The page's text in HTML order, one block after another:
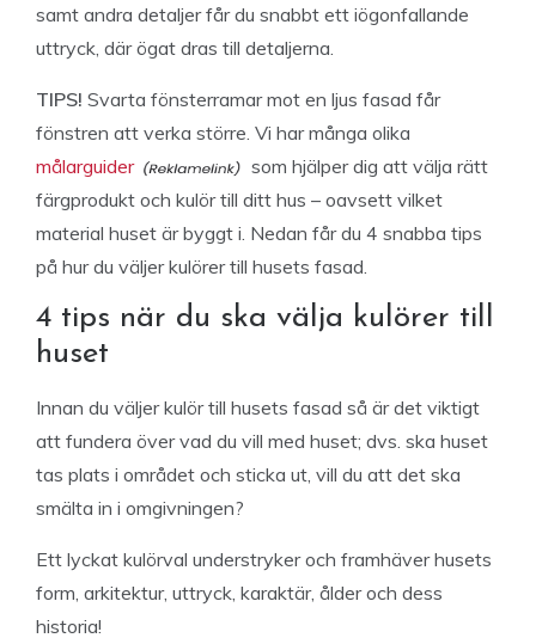
samt andra detaljer får du snabbt ett iögonfallande
uttryck, där ögat dras till detaljerna.
TIPS! Svarta fönsterramar mot en ljus fasad får
fönstren att verka större. Vi har många olika
målarguider
som hjälper dig att välja rätt
färgprodukt och kulör till ditt hus – oavsett vilket
material huset är byggt i. Nedan får du 4 snabba tips
på hur du väljer kulörer till husets fasad.
4 tips när du ska välja kulörer till
huset
Innan du väljer kulör till husets fasad så är det viktigt
att fundera över vad du vill med huset; dvs. ska huset
tas plats i området och sticka ut, vill du att det ska
smälta in i omgivningen?
Ett lyckat kulörval understryker och framhäver husets
form, arkitektur, uttryck, karaktär, ålder och dess
historia!